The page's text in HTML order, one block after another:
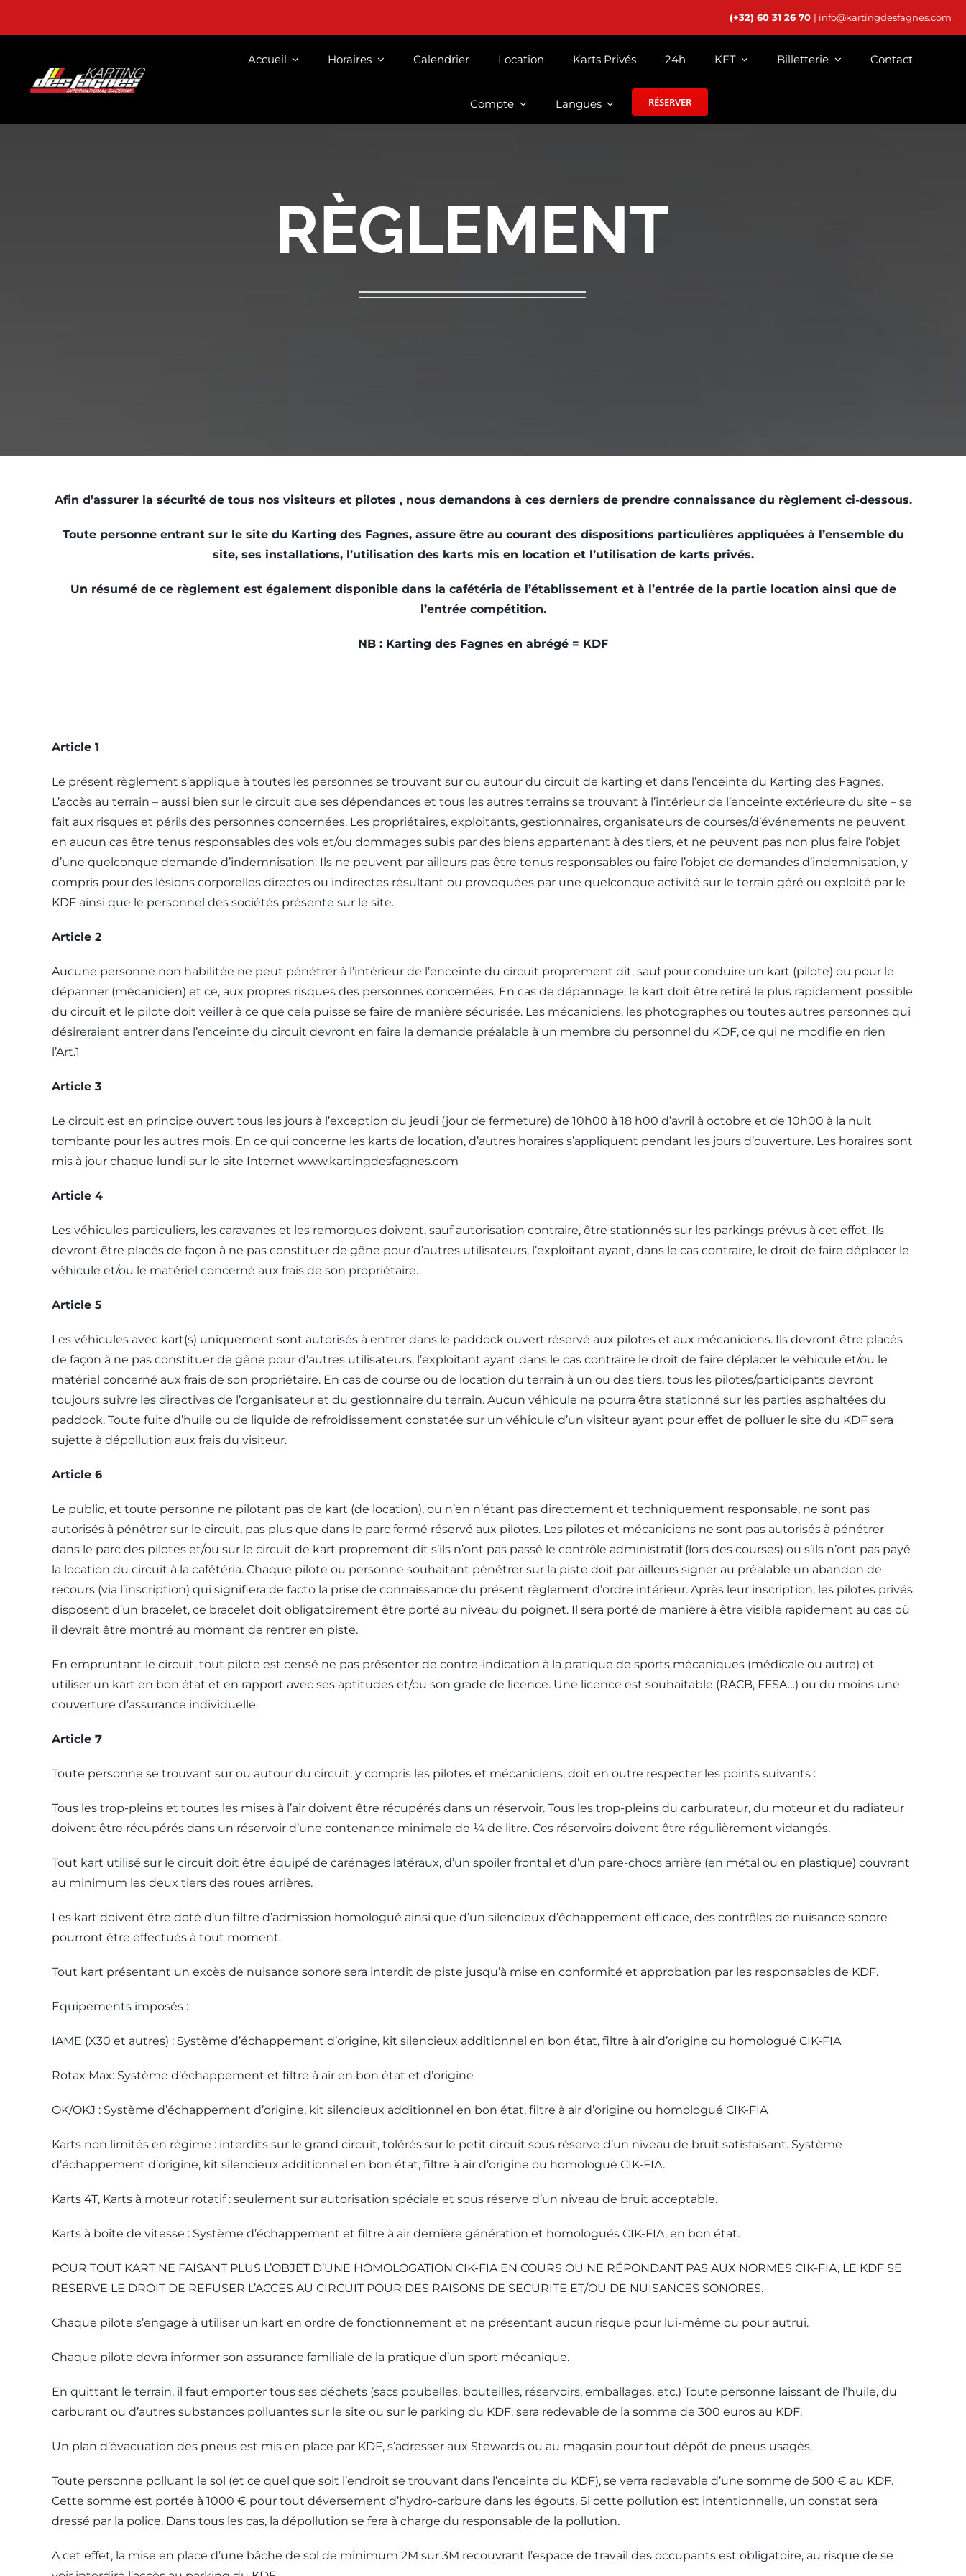
(+32) 60 31 26 70 | info@kartingdesfagnes.com
Accueil Horaires Calendrier Location Karts Privés 24h KFT Billetterie Contact
Compte Langues RÉSERVER
RÈGLEMENT
Afin d’assurer la sécurité de tous nos visiteurs et pilotes , nous demandons à ces derniers de prendre connaissance du règlement ci-dessous.
Toute personne entrant sur le site du Karting des Fagnes, assure être au courant des dispositions particulières appliquées à l’ensemble du
site, ses installations, l’utilisation des karts mis en location et l’utilisation de karts privés.
Un résumé de ce règlement est également disponible dans la cafétéria de l’établissement et à l’entrée de la partie location ainsi que de
l’entrée compétition.
NB : Karting des Fagnes en abrégé = KDF
Article 1
Le présent règlement s’applique à toutes les personnes se trouvant sur ou autour du circuit de karting et dans l’enceinte du Karting des Fagnes.
L’accès au terrain – aussi bien sur le circuit que ses dépendances et tous les autres terrains se trouvant à l’intérieur de l’enceinte extérieure du site – se
fait aux risques et périls des personnes concernées. Les propriétaires, exploitants, gestionnaires, organisateurs de courses/d’événements ne peuvent
en aucun cas être tenus responsables des vols et/ou dommages subis par des biens appartenant à des tiers, et ne peuvent pas non plus faire l’objet
d’une quelconque demande d’indemnisation. Ils ne peuvent par ailleurs pas être tenus responsables ou faire l’objet de demandes d’indemnisation, y
compris pour des lésions corporelles directes ou indirectes résultant ou provoquées par une quelconque activité sur le terrain géré ou exploité par le
KDF ainsi que le personnel des sociétés présente sur le site.
Article 2
Aucune personne non habilitée ne peut pénétrer à l’intérieur de l’enceinte du circuit proprement dit, sauf pour conduire un kart (pilote) ou pour le
dépanner (mécanicien) et ce, aux propres risques des personnes concernées. En cas de dépannage, le kart doit être retiré le plus rapidement possible
du circuit et le pilote doit veiller à ce que cela puisse se faire de manière sécurisée. Les mécaniciens, les photographes ou toutes autres personnes qui
désireraient entrer dans l’enceinte du circuit devront en faire la demande préalable à un membre du personnel du KDF, ce qui ne modifie en rien
l’Art.1
Article 3
Le circuit est en principe ouvert tous les jours à l’exception du jeudi (jour de fermeture) de 10h00 à 18 h00 d’avril à octobre et de 10h00 à la nuit
tombante pour les autres mois. En ce qui concerne les karts de location, d’autres horaires s’appliquent pendant les jours d’ouverture. Les horaires sont
mis à jour chaque lundi sur le site Internet www.kartingdesfagnes.com
Article 4
Les véhicules particuliers, les caravanes et les remorques doivent, sauf autorisation contraire, être stationnés sur les parkings prévus à cet effet. Ils
devront être placés de façon à ne pas constituer de gêne pour d’autres utilisateurs, l’exploitant ayant, dans le cas contraire, le droit de faire déplacer le
véhicule et/ou le matériel concerné aux frais de son propriétaire.
Article 5
Les véhicules avec kart(s) uniquement sont autorisés à entrer dans le paddock ouvert réservé aux pilotes et aux mécaniciens. Ils devront être placés
de façon à ne pas constituer de gêne pour d’autres utilisateurs, l’exploitant ayant dans le cas contraire le droit de faire déplacer le véhicule et/ou le
matériel concerné aux frais de son propriétaire. En cas de course ou de location du terrain à un ou des tiers, tous les pilotes/participants devront
toujours suivre les directives de l’organisateur et du gestionnaire du terrain. Aucun véhicule ne pourra être stationné sur les parties asphaltées du
paddock. Toute fuite d’huile ou de liquide de refroidissement constatée sur un véhicule d’un visiteur ayant pour effet de polluer le site du KDF sera
sujette à dépollution aux frais du visiteur.
Article 6
Le public, et toute personne ne pilotant pas de kart (de location), ou n’en n’étant pas directement et techniquement responsable, ne sont pas
autorisés à pénétrer sur le circuit, pas plus que dans le parc fermé réservé aux pilotes. Les pilotes et mécaniciens ne sont pas autorisés à pénétrer
dans le parc des pilotes et/ou sur le circuit de kart proprement dit s’ils n’ont pas passé le contrôle administratif (lors des courses) ou s’ils n’ont pas payé
la location du circuit à la cafétéria. Chaque pilote ou personne souhaitant pénétrer sur la piste doit par ailleurs signer au préalable un abandon de
recours (via l’inscription) qui signifiera de facto la prise de connaissance du présent règlement d’ordre intérieur. Après leur inscription, les pilotes privés
disposent d’un bracelet, ce bracelet doit obligatoirement être porté au niveau du poignet. Il sera porté de manière à être visible rapidement au cas où
il devrait être montré au moment de rentrer en piste.
En empruntant le circuit, tout pilote est censé ne pas présenter de contre-indication à la pratique de sports mécaniques (médicale ou autre) et
utiliser un kart en bon état et en rapport avec ses aptitudes et/ou son grade de licence. Une licence est souhaitable (RACB, FFSA…) ou du moins une
couverture d’assurance individuelle.
Article 7
Toute personne se trouvant sur ou autour du circuit, y compris les pilotes et mécaniciens, doit en outre respecter les points suivants :
Tous les trop-pleins et toutes les mises à l’air doivent être récupérés dans un réservoir. Tous les trop-pleins du carburateur, du moteur et du radiateur
doivent être récupérés dans un réservoir d’une contenance minimale de ¼ de litre. Ces réservoirs doivent être régulièrement vidangés.
Tout kart utilisé sur le circuit doit être équipé de carénages latéraux, d’un spoiler frontal et d’un pare-chocs arrière (en métal ou en plastique) couvrant
au minimum les deux tiers des roues arrières.
Les kart doivent être doté d’un filtre d’admission homologué ainsi que d’un silencieux d’échappement efficace, des contrôles de nuisance sonore
pourront être effectués à tout moment.
Tout kart présentant un excès de nuisance sonore sera interdit de piste jusqu’à mise en conformité et approbation par les responsables de KDF.
Equipements imposés :
IAME (X30 et autres) : Système d’échappement d’origine, kit silencieux additionnel en bon état, filtre à air d’origine ou homologué CIK-FIA
Rotax Max: Système d’échappement et filtre à air en bon état et d’origine
OK/OKJ : Système d’échappement d’origine, kit silencieux additionnel en bon état, filtre à air d’origine ou homologué CIK-FIA
Karts non limités en régime : interdits sur le grand circuit, tolérés sur le petit circuit sous réserve d’un niveau de bruit satisfaisant. Système
d’échappement d’origine, kit silencieux additionnel en bon état, filtre à air d’origine ou homologué CIK-FIA.
Karts 4T, Karts à moteur rotatif : seulement sur autorisation spéciale et sous réserve d’un niveau de bruit acceptable.
Karts à boîte de vitesse : Système d’échappement et filtre à air dernière génération et homologués CIK-FIA, en bon état.
POUR TOUT KART NE FAISANT PLUS L’OBJET D’UNE HOMOLOGATION CIK-FIA EN COURS OU NE RÉPONDANT PAS AUX NORMES CIK-FIA, LE KDF SE
RESERVE LE DROIT DE REFUSER L’ACCES AU CIRCUIT POUR DES RAISONS DE SECURITE ET/OU DE NUISANCES SONORES.
Chaque pilote s’engage à utiliser un kart en ordre de fonctionnement et ne présentant aucun risque pour lui-même ou pour autrui.
Chaque pilote devra informer son assurance familiale de la pratique d’un sport mécanique.
En quittant le terrain, il faut emporter tous ses déchets (sacs poubelles, bouteilles, réservoirs, emballages, etc.) Toute personne laissant de l’huile, du
carburant ou d’autres substances polluantes sur le site ou sur le parking du KDF, sera redevable de la somme de 300 euros au KDF.
Un plan d’évacuation des pneus est mis en place par KDF, s’adresser aux Stewards ou au magasin pour tout dépôt de pneus usagés.
Toute personne polluant le sol (et ce quel que soit l’endroit se trouvant dans l’enceinte du KDF), se verra redevable d’une somme de 500 € au KDF.
Cette somme est portée à 1000 € pour tout déversement d’hydro-carbure dans les égouts. Si cette pollution est intentionnelle, un constat sera
dressé par la police. Dans tous les cas, la dépollution se fera à charge du responsable de la pollution.
A cet effet, la mise en place d’une bâche de sol de minimum 2M sur 3M recouvrant l’espace de travail des occupants est obligatoire, au risque de se